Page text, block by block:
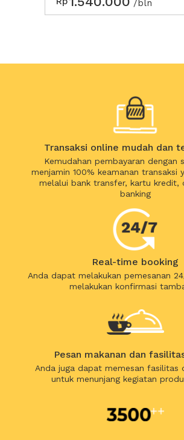
/bln
Transaksi online mudah dan
Kemudahan pembayaran dengan
menjamin 100% keamanan transaksi
melalui bank transfer, kartu kredit,
banking
Real-time booking
Anda dapat melakukan pemesanan
melakukan konfirmasi
Pesan makanan dan
Anda juga dapat memesan fasilitas
untuk menunjang kegiatan